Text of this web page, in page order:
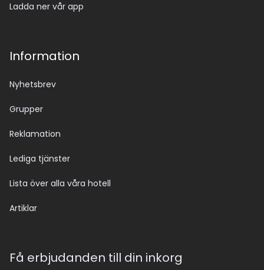
Ladda ner vår app
Information
Nyhetsbrev
Grupper
Reklamation
Lediga tjänster
Lista över alla våra hotell
Artiklar
Få erbjudanden till din inkorg